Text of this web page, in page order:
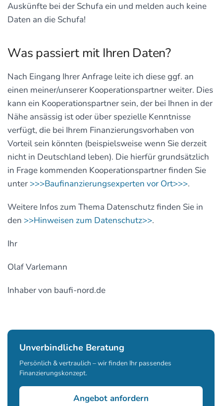
Auskünfte bei der Schufa ein und melden auch keine
Daten an die Schufa!
Was passiert mit Ihren Daten?
Nach Eingang Ihrer Anfrage leite ich diese ggf. an
einen meiner/unserer Kooperationspartner weiter. Dies
kann ein Kooperationspartner sein, der bei Ihnen in der
Nähe ansässig ist oder über spezielle Kenntnisse
verfügt, die bei Ihrem Finanzierungsvorhaben von
Vorteil sein könnten (beispielsweise wenn Sie derzeit
nicht in Deutschland leben). Die hierfür grundsätzlich
in Frage kommenden Kooperationspartner finden Sie
unter>>>Baufinanzierungsexperten vor Ort>>>.
Weitere Infos zum Thema Datenschutz finden Sie in
den >>Hinweisen zum Datenschutz>>.
Ihr
Olaf Varlemann
Inhaber von baufi-nord.de
Unverbindliche Beratung
Persönlich & vertraulich – wir finden Ihr passendes
Finanzierungskonzept.
Angebot anfordern